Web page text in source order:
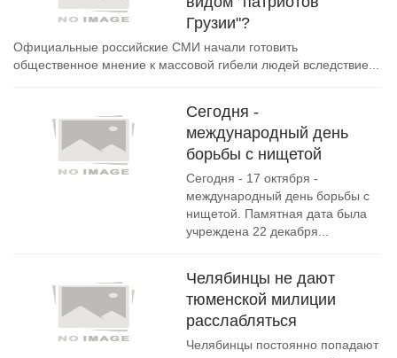
Грузии"?
Официальные российские СМИ начали готовить
общественное мнение к массовой гибели людей вследствие...
Сегодня -
международный день
борьбы с нищетой
Сегодня - 17 октября -
международный день борьбы c
нищетой. Памятная дата была
учреждена 22 декабря...
Челябинцы не дают
тюменской милиции
расслабляться
Челябинцы постоянно попадают